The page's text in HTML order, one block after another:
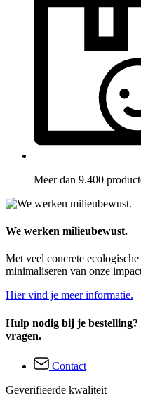
Meer dan 9.400
We werken milieubewust.
Met veel concrete
minimaliseren van onze
Hier vind je meer informatie.
Hulp nodig bij je
vragen.
Contact
Geverifieerde kwaliteit